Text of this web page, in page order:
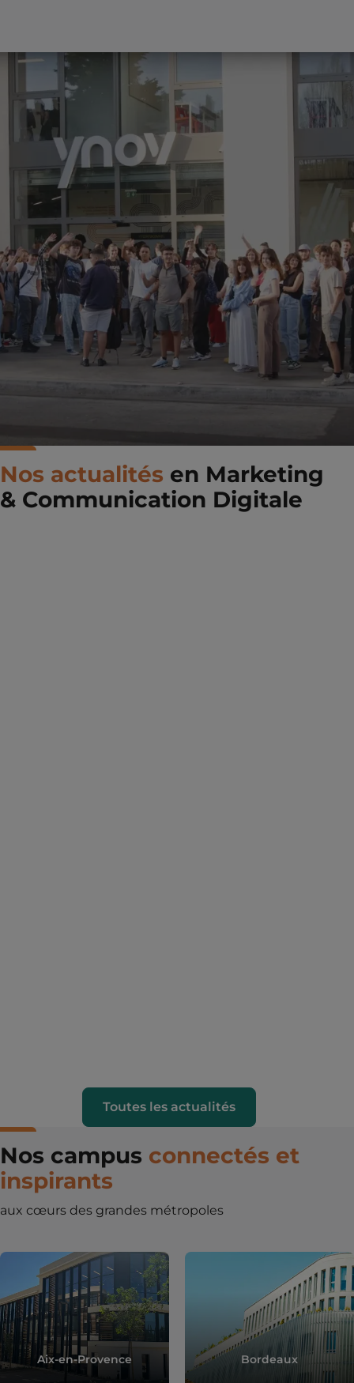
Nos actualités en Marketing
& Communication Digitale
Toutes les actualités
Nos campus connectés et
inspirants
aux cœurs des grandes métropoles
Aix-en-Provence Bordeaux